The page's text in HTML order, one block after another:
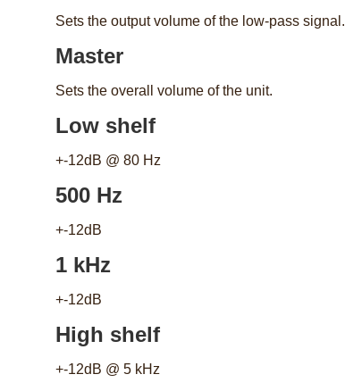
Sets the output volume of the low-pass signal.
Master
Sets the overall volume of the unit.
Low shelf
+-12dB @ 80 Hz
500 Hz
+-12dB
1 kHz
+-12dB
High shelf
+-12dB @ 5 kHz